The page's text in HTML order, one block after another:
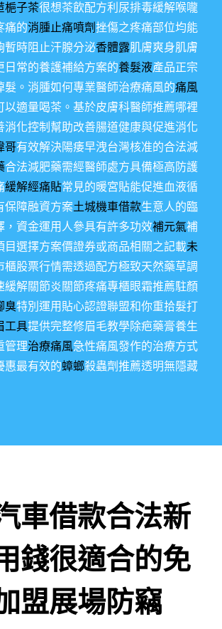
梔子茶很想茶飲配方利尿排毒緩解喉嚨
痛的消腫止痛噴劑挫傷之疼痛部位均能
暫時阻止汗腺分泌香體露肌膚爽身肌膚
日常的養護補給方案的養髮液產品正宗
髮。消腫如何專業醫師治療痛風的痛風
以適量喝茶。基於皮膚科醫師推薦哪裡
消化控制幫助改善腸道健康與促進消化
哥有效解決陽痿早洩台灣核准的合法減
合法減肥藥需經醫師處方具備極高防護
緩解經痛貼常見的暖宮貼能促進血液循
保障融資方案土城機車借款生意人的臨
，資金運用人參具有許多功效補元氣補
目選擇方案價證券或商品相關之記載未
櫃股票行情需透過配方極致天然藥草調
緩解關節炎關節疼痛專櫃眼霜推薦駐顏
臭特別運用貼心認證聯盟和你重拾髮打
工具提供完整修眉毛教學除疤藥膏養生
管理治療痛風急性痛風發作的治療方式
惠最有效的蟑螂殺蟲劑推薦透明無隱藏
車借款合法新
錢很適合的免
盟展場防竊